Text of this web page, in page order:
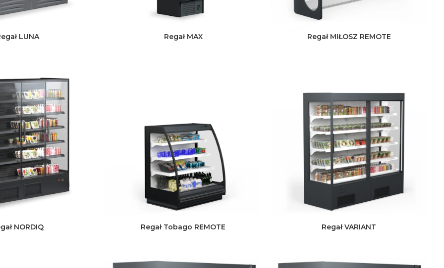
LUNA Regał MAX Regał MIŁOSZ REMOTE
NORDIQ Regał Tobago REMOTE Regał VARIANT